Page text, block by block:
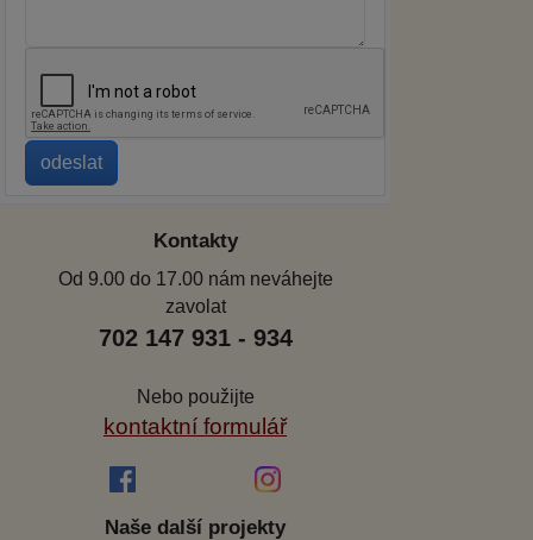
Kontakty
Od 9.00 do 17.00 nám neváhejte
zavolat
702 147 931 - 934
Nebo použijte
kontaktní formulář
Naše další projekty